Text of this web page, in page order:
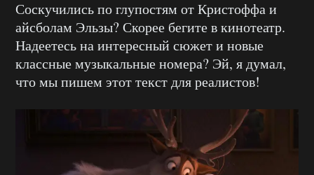
Соскучились по глупостям от Кристоффа и
айсболам Эльзы? Скорее бегите в кинотеатр.
Надеетесь на интересный сюжет и новые
классные музыкальные номера? Эй, я думал,
что мы пишем этот текст для реалистов!